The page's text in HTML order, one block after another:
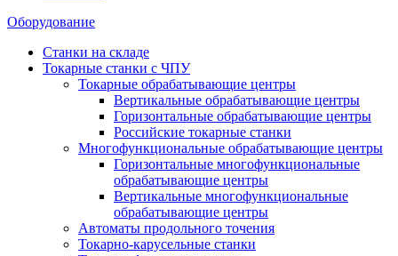
Оборудование
Станки на складе
Токарные станки с ЧПУ
Токарные обрабатывающие центры
Вертикальные обрабатывающие центры
Горизонтальные обрабатывающие центры
Российские токарные станки
Многофункциональные обрабатывающие центры
Горизонтальные многофункциональные
обрабатывающие центры
Вертикальные многофункциональные
обрабатывающие центры
Автоматы продольного точения
Токарно-карусельные станки